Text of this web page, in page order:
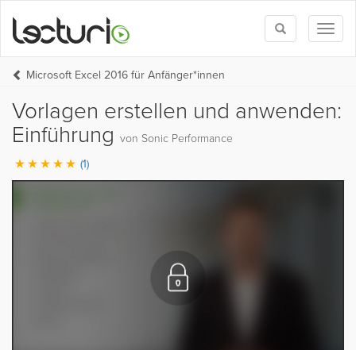
Toggle
search
Microsoft Excel 2016 für Anfänger*innen
Vorlagen erstellen und anwenden:
Einführung von Sonic Performance
(1)